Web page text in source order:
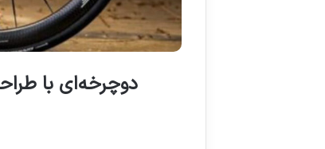
دوچرخه‌ای با طراحی سفارشی